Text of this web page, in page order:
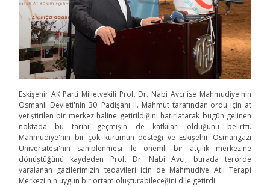
Eskişehir AK Parti Milletvekili Prof. Dr. Nabi Avcı ise Mahmudiye'nin
Osmanlı Devleti'nin 30. Padişahı II. Mahmut tarafından ordu için at
yetiştirilen bir merkez haline getirildiğini hatırlatarak bugün gelinen
noktada bu tarihi geçmişin de katkıları olduğunu belirtti.
Mahmudiye'nin bir çok kurumun desteği ve Eskişehir Osmangazi
Üniversitesi'nin sahiplenmesi ile önemli bir atçılık merkezine
dönüştüğünü kaydeden Prof. Dr. Nabi Avcı, burada terörde
yaralanan gazilerimizin tedavileri için de Mahmudiye Atlı Terapi
Merkezi'nin uygun bir ortam oluşturabileceğini dile getirdi.